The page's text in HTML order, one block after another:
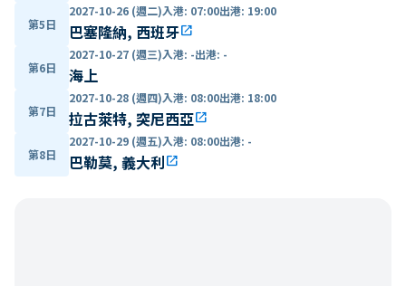
第5日
2027-10-26 (週二)入港: 07:00出港: 19:00
巴塞隆納, 西班牙open_in_new
第6日
2027-10-27 (週三)入港: -出港: -
海上
第7日
2027-10-28 (週四)入港: 08:00出港: 18:00
拉古萊特, 突尼西亞open_in_new
第8日
2027-10-29 (週五)入港: 08:00出港: -
巴勒莫, 義大利open_in_new